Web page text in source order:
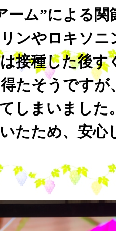
ーム”による
ンやロキソニ
接種した後す
たそうですが
しまいました
たため、安心